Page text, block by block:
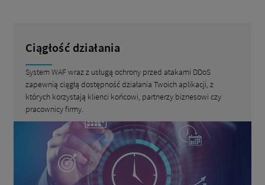
Ciągłość działania
System WAF wraz z usługą ochrony przed atakami DDoS
zapewnią ciągłą dostępność działania Twoich aplikacji, z
których korzystają klienci końcowi, partnerzy biznesowi czy
pracownicy firmy.